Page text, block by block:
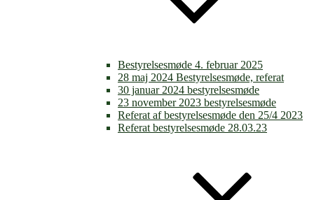
Bestyrelsesmøde 4. februar 2025
28 maj 2024 Bestyrelsesmøde, referat
30 januar 2024 bestyrelsesmøde
23 november 2023 bestyrelsesmøde
Referat af bestyrelsesmøde den 25/4 2023
Referat bestyrelsesmøde 28.03.23